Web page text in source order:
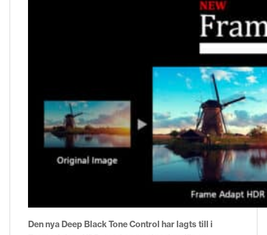
Den nya Deep Black Tone Control har lagts till i